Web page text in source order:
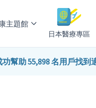
主題館
日本醫療專區
功幫助 55,898 名用戶找到